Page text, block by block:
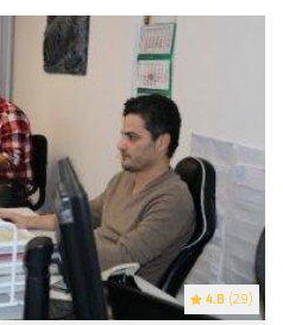
4.8 (29)